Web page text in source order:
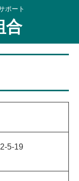
ポート
合
5-19